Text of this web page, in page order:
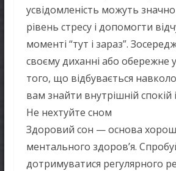
усвідомленість можуть
рівень стресу і допомогти
моменті “тут і зараз”.
своєму диханні або обережне
того, що відбувається
вам знайти внутрішній спокій
Не нехтуйте сном
Здоровий сон — основа
ментального здоров’я.
дотримуватися регулярного